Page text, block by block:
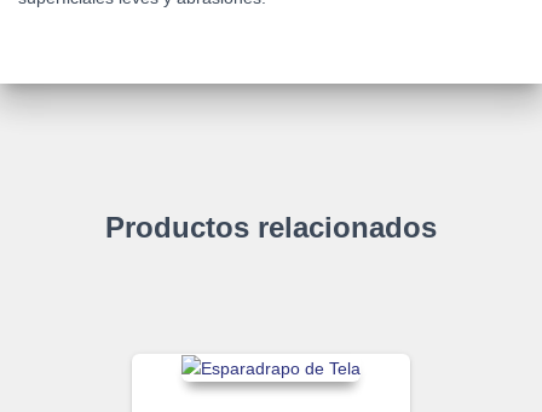
Productos relacionados